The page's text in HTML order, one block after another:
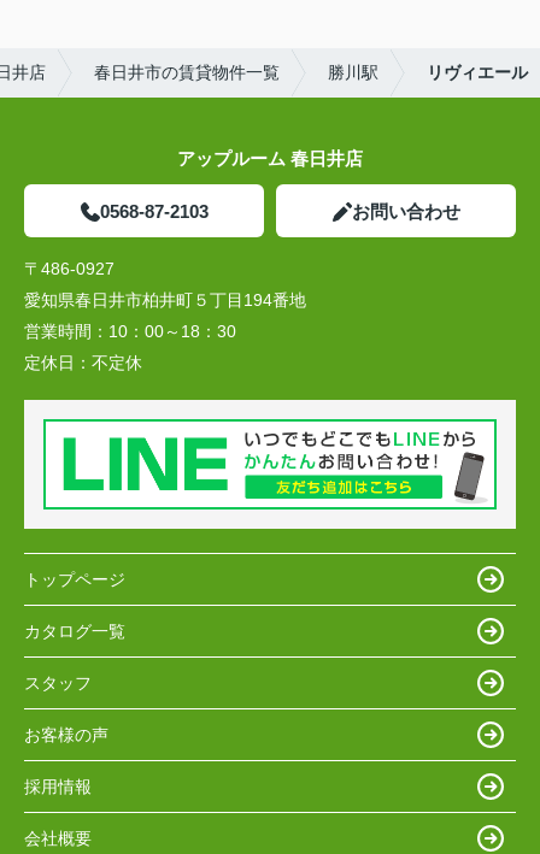
井店 春日井市の賃貸物件一覧 勝川駅 リヴィエール
アップルーム 春日井店
0568-87-2103 お問い合わせ
〒486-0927
愛知県春日井市柏井町５丁目194番地
営業時間： 10：00～18：30
定休日： 不定休
トップページ
カタログ一覧
スタッフ
お客様の声
採用情報
会社概要